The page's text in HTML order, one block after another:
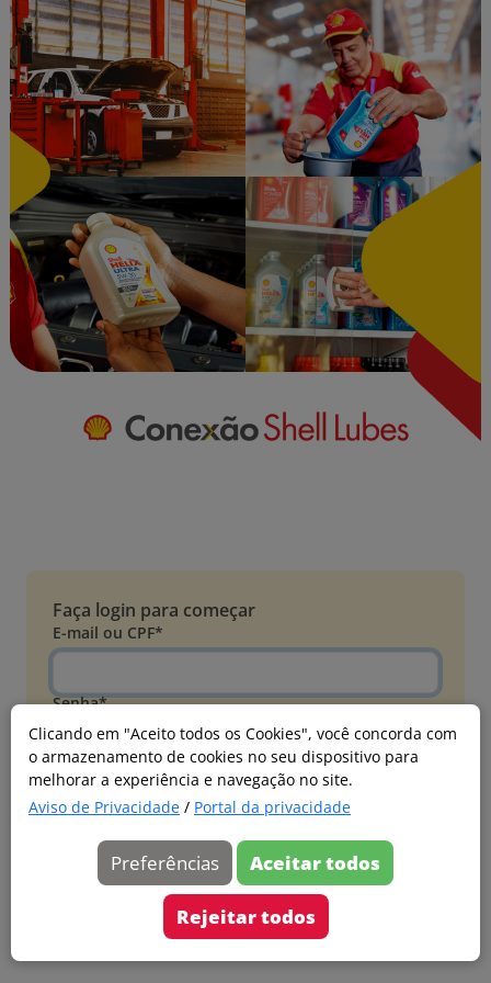
Clicando em "Aceito todos os Cookies", você concorda com
o armazenamento de cookies no seu dispositivo para
melhorar a experiência e navegação no site.
Aviso de Privacidade / Portal da privacidade
Preferências Aceitar todos
Rejeitar todos
Faça login para começar
E-mail ou CPF*
Senha*
Esqueci minha senha
Entrar
Acessar com Microsoft
Ainda não faz parte?
Cadastre-se
Versão 20260805.7